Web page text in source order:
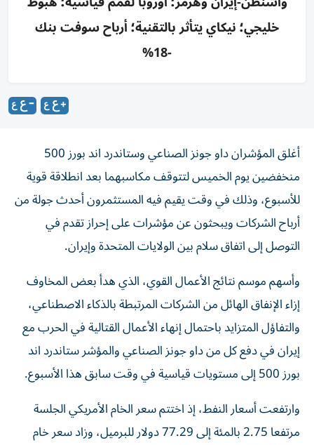
خليجي؛ نيكاي يتأثر بالتقنية؛ أرباح سوفت بنك
-18%
أغلق المؤشران داو جونز الصناعي وستاندرد اند بورز 500
منخفضين يوم الخميس لتتوقف مكاسبهما بعد انطلاقة قوية
للأسبوع، وذلك في وقت يقيم فيه ‌المستثمرون أحدث جولة من
أرباح الشركات ويبحثون عن مؤشرات على إحراز تقدم ​في
التوصل ⁠إلى اتفاق سلام بين الولايات المتحدة وإيران.
وأسهم موسم نتائج ‌الأعمال القوي، الذي هدأ بعض ‌المخاوف
إزاء الإنفاق الهائل من الشركات المرتبطة بالذكاء الاصطناعي،
والتفاؤل المتزايد باحتمال إنهاء الأعمال القتالية في الحرب مع
إيران في دفع كل من داو جونز الصناعي ‌والمؤشر ستاندرد اند
بورز 500 إلى مستويات قياسية في وقت سابق هذا الأسبوع.
وارتفعت ⁠أسعار النفط، إذ اختتم سعر الخام الأمريكي الجلسة
مرتفعا 2.75 بالمئة إلى 77.29 دولار للبرميل، وزاد سعر خام